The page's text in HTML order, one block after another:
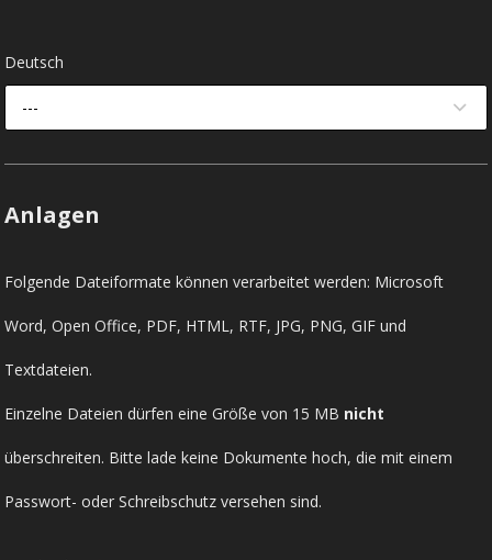
Deutsch
---
Anlagen
Folgende Dateiformate können verarbeitet werden: Microsoft
Word, Open Office, PDF, HTML, RTF, JPG, PNG, GIF und
Textdateien.
Einzelne Dateien dürfen eine Größe von 15 MB nicht
überschreiten. Bitte lade keine Dokumente hoch, die mit einem
Passwort- oder Schreibschutz versehen sind.